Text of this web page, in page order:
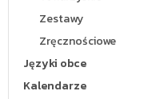
Zestawy
Zręcznościowe
Języki obce
Kalendarze